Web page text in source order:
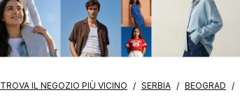
TROVA IL NEGOZIO PIÙ VICINO SERBIA BEOGRAD